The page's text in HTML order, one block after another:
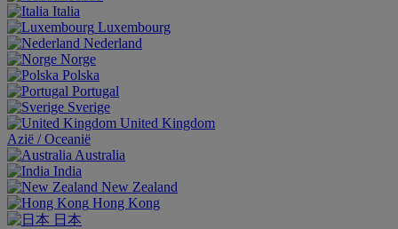
Italia
Luxembourg
Nederland
Norge
Polska
Portugal
Sverige
United Kingdom
Aziё / Oceaniё
Australia
India
New Zealand
Hong Kong
日本